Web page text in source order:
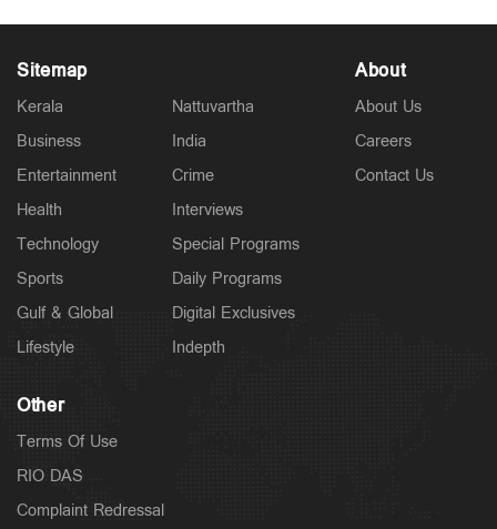
Sitemap
Kerala
Business
Entertainment
Health
Technology
Sports
Gulf & Global
Lifestyle
Nattuvartha
India
Crime
Interviews
Special Programs
Daily Programs
Digital Exclusives
Indepth
About
About Us
Careers
Contact Us
Other
Terms Of Use
RIO DAS
Complaint Redressal